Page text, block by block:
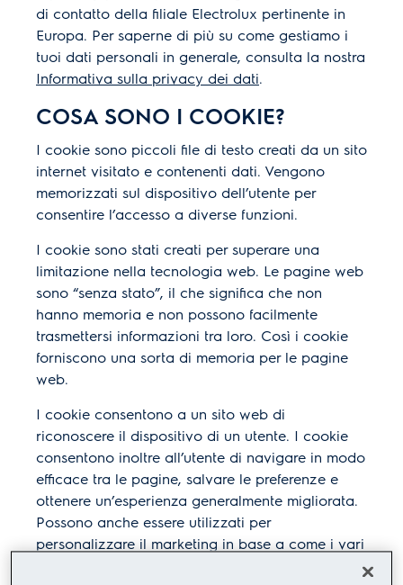
di contatto della filiale Electrolux pertinente in
Europa. Per saperne di più su come gestiamo i
tuoi dati personali in generale, consulta la nostra
Informativa sulla privacy dei dati.
COSA SONO I COOKIE?
I cookie sono piccoli file di testo creati da un sito
internet visitato e contenenti dati. Vengono
memorizzati sul dispositivo dell’utente per
consentire l’accesso a diverse funzioni.
I cookie sono stati creati per superare una
limitazione nella tecnologia web. Le pagine web
sono “senza stato”, il che significa che non
hanno memoria e non possono facilmente
trasmettersi informazioni tra loro. Così i cookie
forniscono una sorta di memoria per le pagine
web.
I cookie consentono a un sito web di
riconoscere il dispositivo di un utente. I cookie
consentono inoltre all’utente di navigare in modo
efficace tra le pagine, salvare le preferenze e
ottenere un’esperienza generalmente migliorata.
Possono anche essere utilizzati per
personalizzare il marketing in base a come i vari